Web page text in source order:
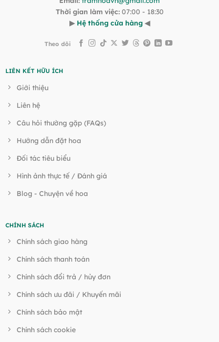
Thời gian làm việc: 07:00 - 18:30
▶ Hệ thống cửa hàng ◀
Theo dõi
LIÊN KẾT HỮU ÍCH
Giới thiệu
Liên hệ
Câu hỏi thường gặp (FAQs)
Hướng dẫn đặt hoa
Đối tác tiêu biểu
Hình ảnh thực tế / Đánh giá
Blog - Chuyện về hoa
CHÍNH SÁCH
Chính sách giao hàng
Chính sách thanh toán
Chính sách đổi trả / hủy đơn
Chính sách ưu đãi / Khuyến mãi
Chính sách bảo mật
Chính sách cookie